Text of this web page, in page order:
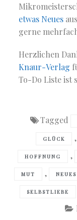
etwas Neues
gerne
Herzlichen
Knaur-Verlag
To-Do Liste ist
Tagged
GLÜCK ,
HOFFNUNG ,
MUT ,
SELBSTLIEBE